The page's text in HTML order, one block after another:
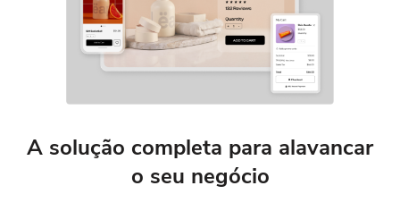
A solução completa para alavancar
o seu negócio